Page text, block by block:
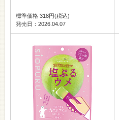
標準価格 318円(税込)
発売日：2026.04.07